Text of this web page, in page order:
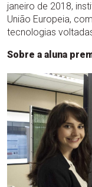
janeiro de 2018,
União Europeia,
tecnologias
Sobre a aluna